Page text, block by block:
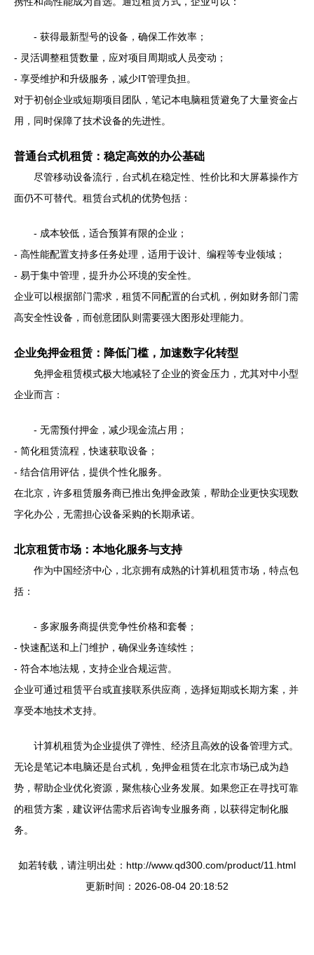
- 获得最新型号的设备，确保工作效率；
- 灵活调整租赁数量，应对项目周期或人员变动；
- 享受维护和升级服务，减少IT管理负担。
对于初创企业或短期项目团队，笔记本电脑租赁避免了大量资金占
用，同时保障了技术设备的先进性。
普通台式机租赁：稳定高效的办公基础
尽管移动设备流行，台式机在稳定性、性价比和大屏幕操作方
面仍不可替代。租赁台式机的优势包括：
- 成本较低，适合预算有限的企业；
- 高性能配置支持多任务处理，适用于设计、编程等专业领域；
- 易于集中管理，提升办公环境的安全性。
企业可以根据部门需求，租赁不同配置的台式机，例如财务部门需
高安全性设备，而创意团队则需要强大图形处理能力。
企业免押金租赁：降低门槛，加速数字化转型
免押金租赁模式极大地减轻了企业的资金压力，尤其对中小型
企业而言：
- 无需预付押金，减少现金流占用；
- 简化租赁流程，快速获取设备；
- 结合信用评估，提供个性化服务。
在北京，许多租赁服务商已推出免押金政策，帮助企业更快实现数
字化办公，无需担心设备采购的长期承诺。
北京租赁市场：本地化服务与支持
作为中国经济中心，北京拥有成熟的计算机租赁市场，特点包
括：
- 多家服务商提供竞争性价格和套餐；
- 快速配送和上门维护，确保业务连续性；
- 符合本地法规，支持企业合规运营。
企业可通过租赁平台或直接联系供应商，选择短期或长期方案，并
享受本地技术支持。
计算机租赁为企业提供了弹性、经济且高效的设备管理方式。
无论是笔记本电脑还是台式机，免押金租赁在北京市场已成为趋
势，帮助企业优化资源，聚焦核心业务发展。如果您正在寻找可靠
的租赁方案，建议评估需求后咨询专业服务商，以获得定制化服
务。
如若转载，请注明出处：http://www.qd300.com/product/11.html
更新时间：2026-08-04 20:18:52